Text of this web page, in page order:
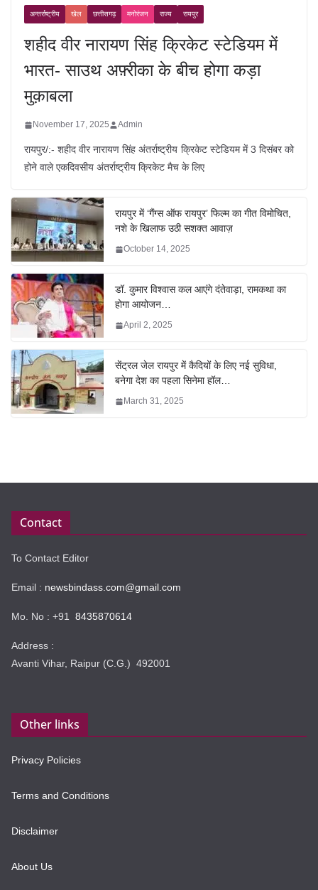
अन्तर्राष्ट्रीय खेल छत्तीसगढ़ मनोरंजन राज्य रायपुर
शहीद वीर नारायण सिंह क्रिकेट स्टेडियम में
भारत- साउथ अफ़्रीका के बीच होगा कड़ा
मुक़ाबला
November 17, 2025 Admin
रायपुर/:- शहीद वीर नारायण सिंह अंतर्राष्ट्रीय क्रिकेट स्टेडियम में 3 दिसंबर को
होने वाले एकदिवसीय अंतर्राष्ट्रीय क्रिकेट मैच के लिए
रायपुर में ‘गैंग्स ऑफ रायपुर’ फिल्म का गीत विमोचित,
नशे के खिलाफ उठी सशक्त आवाज़
October 14, 2025
डॉ. कुमार विश्वास कल आएंगे दंतेवाड़ा, रामकथा का
होगा आयोजन…
April 2, 2025
सेंट्रल जेल रायपुर में कैदियों के लिए नई सुविधा,
बनेगा देश का पहला सिनेमा हॉल…
March 31, 2025
Contact
To Contact Editor
Email : newsbindass.com@gmail.com
Mo. No : +91 8435870614
Address :
Avanti Vihar, Raipur (C.G.) 492001
Other links
Privacy Policies
Terms and Conditions
Disclaimer
About Us